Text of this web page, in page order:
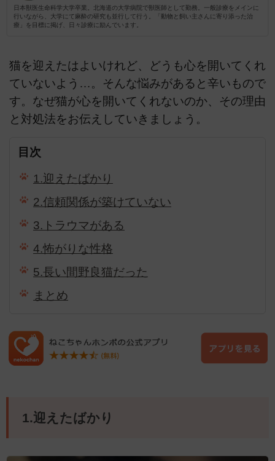
日本獣医生命科学大学卒業。北海道の大学病院で獣医師として勤務。一般診療をメインに
行いながら、大学にて麻酔の研究も並行して行う。「動物と飼い主さんに寄り添った治
療」を目標に掲げ、日々診療に励んでいます。
猫を迎えたはよいけれど、どうも心を開いてくれ
ていないよう…。そんな悩みがあると辛いもので
す。なぜ猫が心を開いてくれないのか、その理由
と対処法をお伝えしていきましょう。
目次
1.迎えたばかり
2.信頼関係が築けていない
3.トラウマがある
4.怖がりな性格
5.長い間野良猫だった
まとめ
1.迎えたばかり